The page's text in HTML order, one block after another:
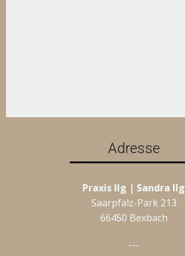
Adresse
Praxis Ilg | Sandra Ilg
Saarpfalz-Park 213
66450 Bexbach
---